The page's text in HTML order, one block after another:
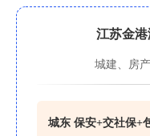
江苏金港
城建、房
城东 保安+交社保+